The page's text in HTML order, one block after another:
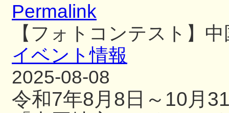
Permalink
【フォトコンテスト】
イベント情報
2025-08-08
令和7年8月8日～10月